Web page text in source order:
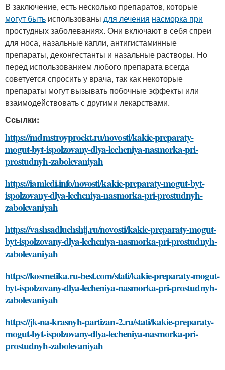
В заключение, есть несколько препаратов, которые
могут быть использованы для лечения насморка при
простудных заболеваниях. Они включают в себя спреи
для носа, назальные капли, антигистаминные
препараты, деконгестанты и назальные растворы. Но
перед использованием любого препарата всегда
советуется спросить у врача, так как некоторые
препараты могут вызывать побочные эффекты или
взаимодействовать с другими лекарствами.
Ссылки:
https://mdmstroyproekt.ru/novosti/kakie-preparaty-
mogut-byt-ispolzovany-dlya-lecheniya-nasmorka-pri-
prostudnyh-zabolevaniyah
https://iamledi.info/novosti/kakie-preparaty-mogut-byt-
ispolzovany-dlya-lecheniya-nasmorka-pri-prostudnyh-
zabolevaniyah
https://vashsadluchshij.ru/novosti/kakie-preparaty-mogut-
byt-ispolzovany-dlya-lecheniya-nasmorka-pri-prostudnyh-
zabolevaniyah
https://kosmetika.ru-best.com/stati/kakie-preparaty-mogut-
byt-ispolzovany-dlya-lecheniya-nasmorka-pri-prostudnyh-
zabolevaniyah
https://jk-na-krasnyh-partizan-2.ru/stati/kakie-preparaty-
mogut-byt-ispolzovany-dlya-lecheniya-nasmorka-pri-
prostudnyh-zabolevaniyah